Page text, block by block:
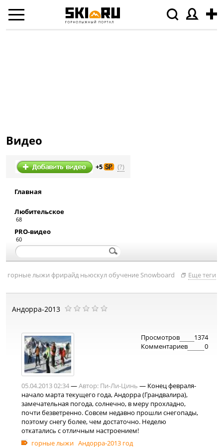
Видео
+5 (?)
Главная
Любительское
68
PRO-видео
60
горные лыжи фрирайд ньюскулобучение Snowboard Еще теги
Андорра-2013
Просмотров
1374
Комментариев
0
05.04.2013 02:34—Автор: Пи-Ли-Цинь — Конец февраля-
начало марта текущего года, Андорра (Грандвалира),
замечательная погода, солнечно, в меру прохладно,
почти безветренно. Совсем недавно прошли снегопады,
поэтому снегу более, чем достаточно. Неделю
откатались с отличным настроением!
горные лыжи Андорра-2013 год